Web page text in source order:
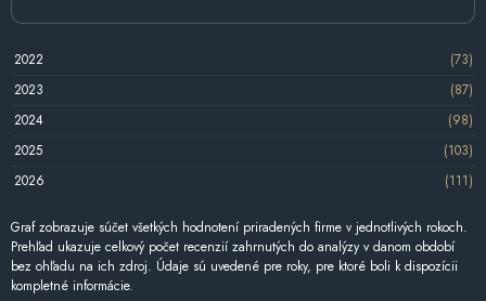
2022
(73)
2023
(87)
2024
(98)
2025
(103)
2026
(111)
Graf zobrazuje súčet všetkých hodnotení priradených firme v jednotlivých rokoch.
Prehľad ukazuje celkový počet recenzií zahrnutých do analýzy v danom období
bez ohľadu na ich zdroj. Údaje sú uvedené pre roky, pre ktoré boli k dispozícii
kompletné informácie.